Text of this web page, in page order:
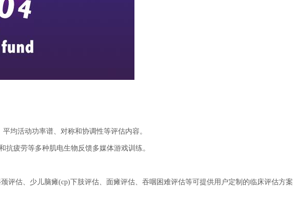
均活动功率谱、对称和协调性等评估内容。
抗疲劳等多种肌电生物反馈多媒体游戏训练。
评估、少儿脑瘫(cp)下肢评估、面瘫评估、吞咽困难评估等可提供用户定制的临床评估方案